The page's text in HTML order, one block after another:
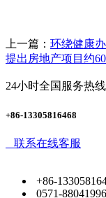
上一篇： 环绕健康
提出房地产项目约60
24小时全国服务热线
+86-13305816468
联系在线客服
+86-
0571-88041996